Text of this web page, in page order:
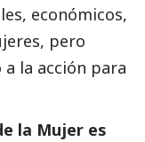
económicos,
pero
la acción para
la Mujer es